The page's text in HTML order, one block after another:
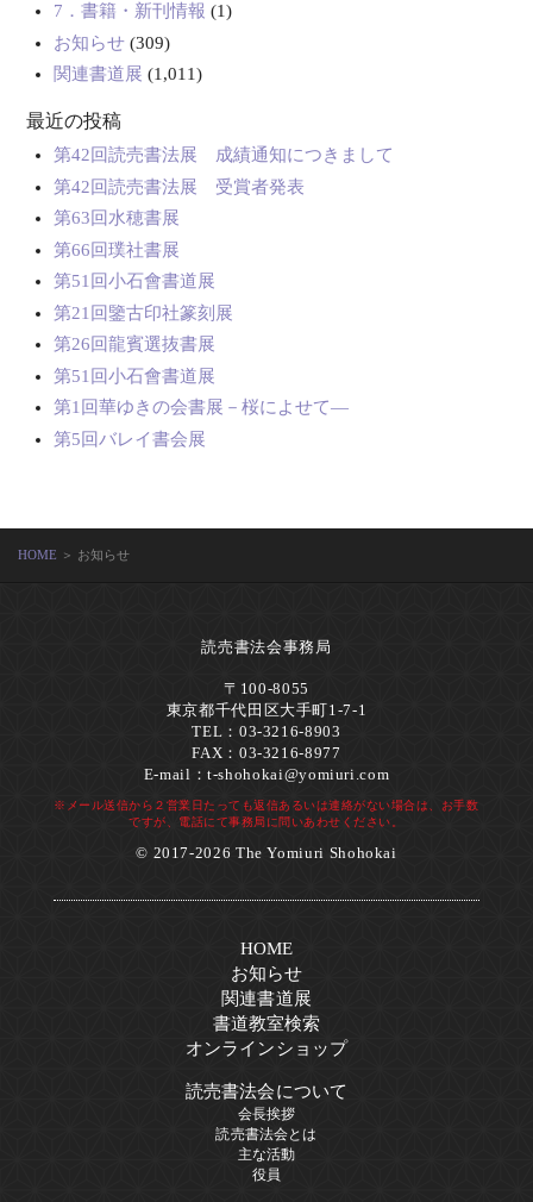
7．書籍・新刊情報 (1)
お知らせ(309)
関連書道展 (1,011)
最近の投稿
第42回読売書法展 成績通知につきまして
第42回読売書法展 受賞者発表
第63回水穂書展
第66回璞社書展
第51回小石會書道展
第21回鑒古印社篆刻展
第26回龍賓選抜書展
第51回小石會書道展
第1回華ゆきの会書展－桜によせて―
第5回バレイ書会展
HOME ＞ お知らせ
読売書法会事務局
〒100-8055
東京都千代田区大手町1-7-1
TEL：03-3216-8903
FAX：03-3216-8977
E-mail：t-shohokai@yomiuri.com
※メール送信から２営業日たっても返信あるいは連絡がない場合は、お手数
ですが、電話にて事務局に問いあわせください。
© 2017-2026 The Yomiuri Shohokai
HOME
お知らせ
関連書道展
書道教室検索
オンラインショップ
読売書法会について
会長挨拶
読売書法会とは
主な活動
役員